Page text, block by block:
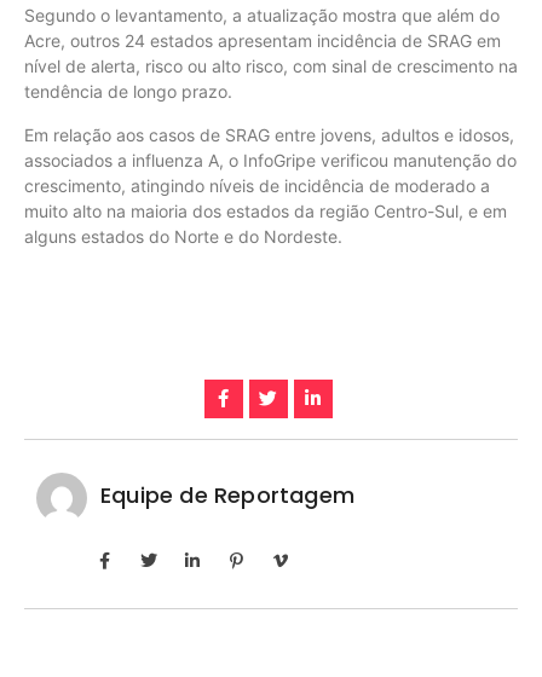
Segundo o levantamento, a atualização mostra que além do
Acre, outros 24 estados apresentam incidência de SRAG em
nível de alerta, risco ou alto risco, com sinal de crescimento na
tendência de longo prazo.
Em relação aos casos de SRAG entre jovens, adultos e idosos,
associados a influenza A, o InfoGripe verificou manutenção do
crescimento, atingindo níveis de incidência de moderado a
muito alto na maioria dos estados da região Centro-Sul, e em
alguns estados do Norte e do Nordeste.
Equipe de Reportagem